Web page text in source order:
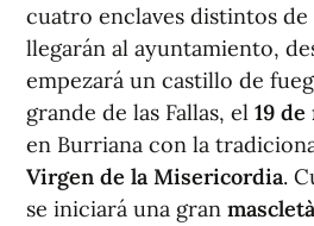
cuatro enclaves distintos de
llegarán al ayuntamiento,
empezará un castillo de
grande de las Fallas, el 19 de
en Burriana con la
Virgen de la Misericordia.
se iniciará una gran